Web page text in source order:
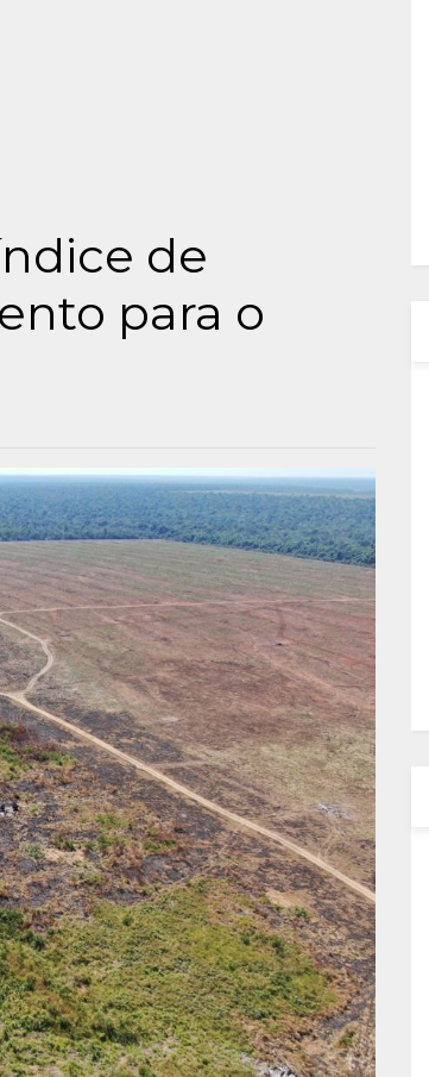
de
para o